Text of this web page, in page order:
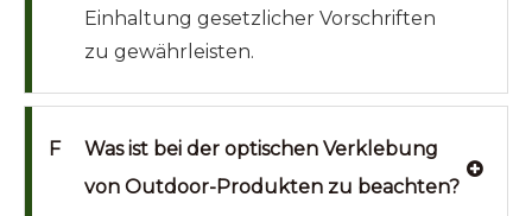
Einhaltung gesetzlicher Vorschriften
zu gewährleisten.
F
Was ist bei der optischen Verklebung
von Outdoor-Produkten zu beachten?